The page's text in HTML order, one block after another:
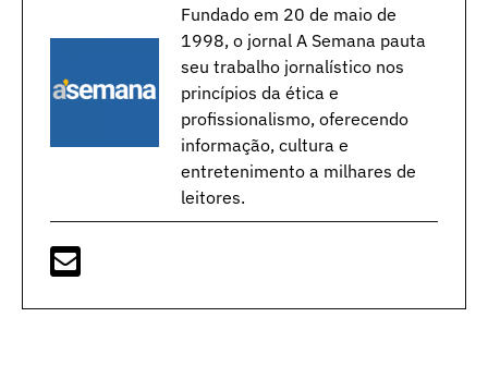
Fundado em 20 de maio de
1998, o jornal A Semana pauta
seu trabalho jornalístico nos
princípios da ética e
profissionalismo, oferecendo
informação, cultura e
entretenimento a milhares de
leitores.